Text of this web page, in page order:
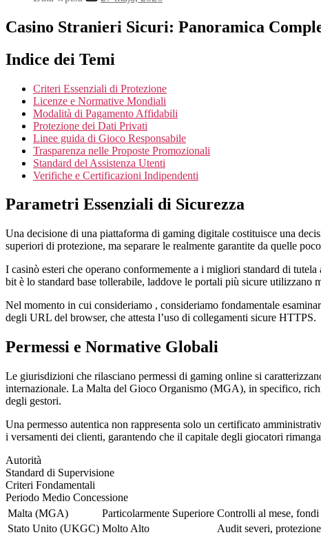
Casino Stranieri Sicuri: Panoramica
Indice dei Temi
Criteri Essenziali di Protezione
Licenze e Normative Mondiali
Modalità di Pagamento Affidabili
Protezione dei Dati Privati
Linee guida di Gioco Responsabile
Trasparenza nelle Proposte Promozionali
Standard del Assistenza Utenti
Verifiche e Certificazioni Indipendenti
Parametri Essenziali di Sicurezza
Una decisione di una piattaforma di gaming digitale costituisce una
superiori di protezione, ma separare le realmente garantite da quelle
I casinò esteri che operano conformemente a i migliori standard di
bit è lo standard base tollerabile, laddove le portali più sicure utilizzano
Nel momento in cui consideriamo , consideriamo fondamentale
degli URL del browser, che attesta l’uso di collegamenti sicure HTTPS.
Permessi e Normative Globali
Le giurisdizioni che rilasciano permessi di gaming online si
internazionale. La Malta del Gioco Organismo (MGA), in specifico,
degli gestori.
Una permesso autentica non rappresenta solo un certificato
i versamenti dei clienti, garantendo che il capitale degli giocatori
Autorità
Standard di Supervisione
Criteri Fondamentali
Periodo Medio Concessione
Malta (MGA)
Particolarmente Superiore Controlli al mese,
Stato Unito (UKGC) Molto Alto Audit severi,